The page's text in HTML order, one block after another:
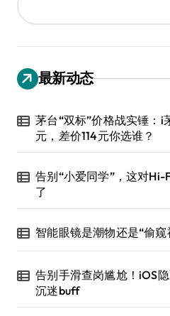
最新动态
茅台“双标”价格战实锤：i
元，差价114元你选谁？
告别“小爱同学”，这对
了
智能眼镜是潮物还是“偷
告别手滑查岗尴尬！iOS
沉迷buff